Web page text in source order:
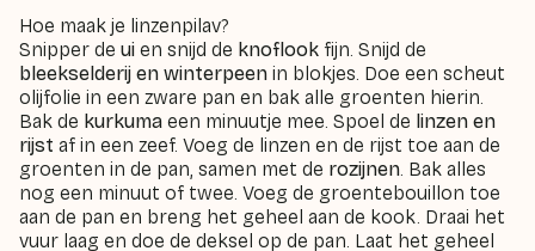
Hoe maak je linzenpilav?
Snipper de ui en snijd de knoflook fijn. Snijd de
bleekselderij en winterpeen in blokjes. Doe een scheut
olijfolie in een zware pan en bak alle groenten hierin.
Bak de kurkuma een minuutje mee. Spoel de linzen en
rijst af in een zeef. Voeg de linzen en de rijst toe aan de
groenten in de pan, samen met de rozijnen. Bak alles
nog een minuut of twee. Voeg de groentebouillon toe
aan de pan en breng het geheel aan de kook. Draai het
vuur laag en doe de deksel op de pan. Laat het geheel